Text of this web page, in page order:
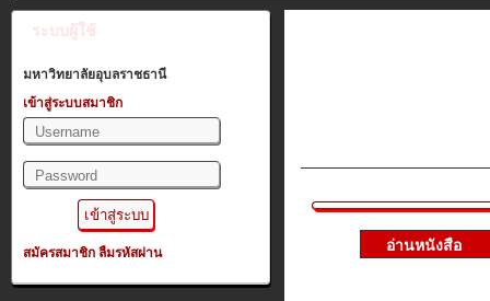
ระบบผู้ใช้
มหาวิทยาลัยอุบลราชธานี
เข้าสู่ระบบสมาชิก
สมัครสมาชิก ลืมรหัสผ่าน